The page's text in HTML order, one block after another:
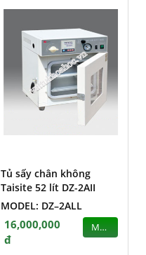
Tủ sấy chân không
Taisite 52 lít DZ-2AII
MODEL: DZ–2ALL
16,000,000
đ
MUA